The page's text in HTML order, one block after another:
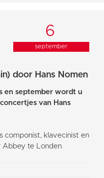
6
september
door Hans Nomen
en september wordt u
van Hans
componist, klavecinist en
Abbey te Londen